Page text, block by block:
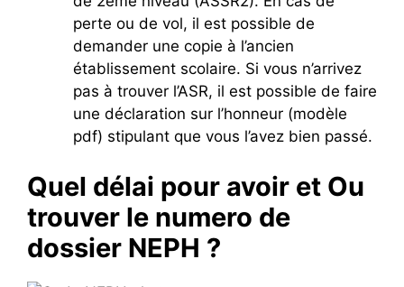
perte ou de vol, il est possible de
demander une copie à l’ancien
établissement scolaire. Si vous n’arrivez
pas à trouver l’ASR, il est possible de faire
une déclaration sur l’honneur (modèle
pdf) stipulant que vous l’avez bien passé.
Quel délai pour avoir et Ou
trouver le numero de
dossier NEPH ?